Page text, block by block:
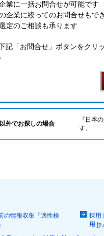
業に一括お問合せが可能です
企業に絞ってのお問合せもで
定のご相談も承ります
記「お問合せ」ボタンをクリ
外でお探しの場合
『日本
す。
の情報収集『適性検
採用
用.jp』